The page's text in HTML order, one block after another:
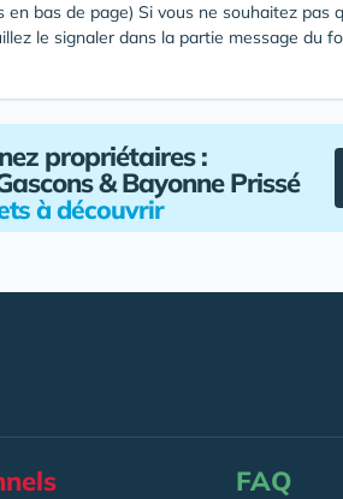
bas de page) Si vous ne souhaitez pas
le signaler dans la partie message du
propriétaires :
& Bayonne Prissé
à découvrir
FAQ